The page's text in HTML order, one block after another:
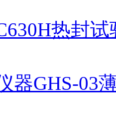
热封
器GHS-03